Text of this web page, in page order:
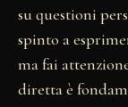
su questioni
spinto a
ma fai
diretta è